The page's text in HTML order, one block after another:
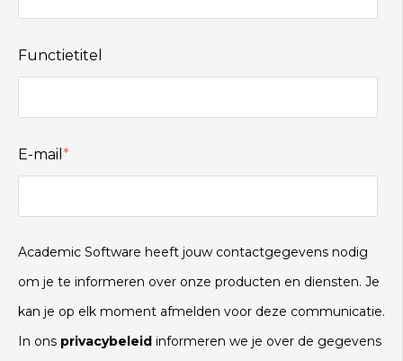
Functietitel
E-mail *
Academic Software heeft jouw contactgegevens nodig
om je te informeren over onze producten en diensten. Je
kan je op elk moment afmelden voor deze communicatie.
In ons privacybeleid informeren we je over de gegevens